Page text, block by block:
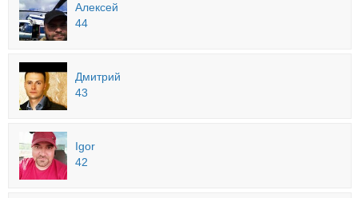
Алексей
44
Дмитрий
43
Igor
42